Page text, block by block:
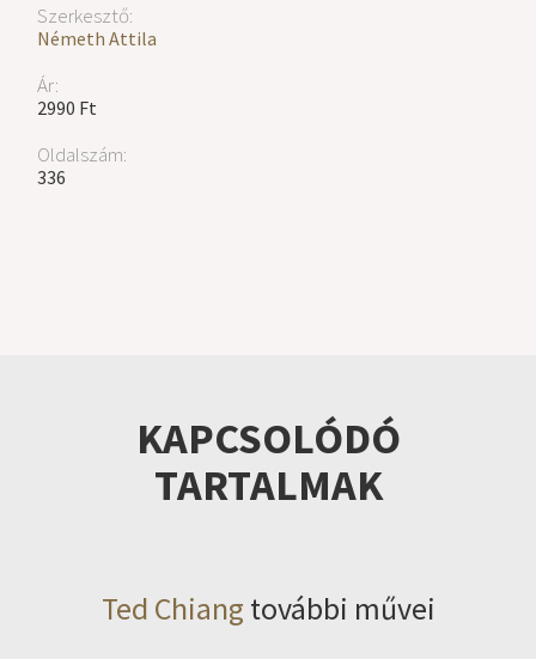
Szerkesztő:
Németh Attila
Ár:
2990 Ft
Oldalszám:
336
KAPCSOLÓDÓ
TARTALMAK
Ted Chiang további művei